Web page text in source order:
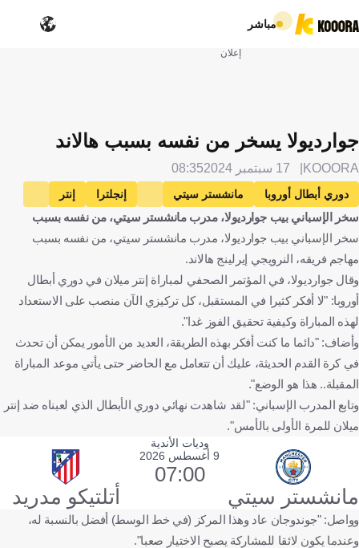
مباشر
إعلان
جوارديولا يسخر من نفسه بسبب هالاند
KOOORA 17 سبتمبر 2024 08:35
دوري أبطال أوروبا مانشستر سيتي إنجلترا
إنتر
إيطاليا
بيب جوارديولا إسبانيا إلكاي جوندوجان
ألمانيا
إرلينج هالاند
النرويج كرة قدم
سخر الإسباني بيب جوارديولا، مدرب مانشستر سيتي، من نفسه بسبب
سخر الإسباني بيب جوارديولا، مدرب مانشستر سيتي، من نفسه بسبب
مهاجم فريقه، النرويجي إيرلينج هالاند.
وقال جوارديولا، في المؤتمر الصحفي لمباراة إنتر ميلان في دوري أبطال
أوروبا: "لا أفكر كثيرا في المستقبل، كل تركيزي الآن منصب على الاستعداد
لهذه المباراة وكيفية تحقيق الفوز غدا".
وأضاف: "دائما ما كنت أفكر بهذه الطريقة، العديد من الأمور يمكن أن تحدث
في كرة القدم الحديثة، عليك أن تتعامل مع الحاضر حتى يأتي موعد المباراة
المقبلة.. هذا هو الوضع".
وتابع المدرب الإسباني: "لقد شاهدت نهائي دوري الأبطال الذي لعبناه ضد إنتر
ميلان للمرة الأولى بالأمس".
وديات الأندية
مانشستر سيتي
9 أغسطس 2026
07:00
أتلتيكو مدريد
وواصل: "جوندوجان عاد وهذا المركز (في خط الوسط) أفضل بالنسبة له،
وعندما يكون لائقا للمشاركة يصبح الاختيار صعبا".